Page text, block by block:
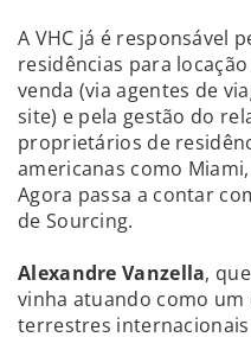
A VHC já é responsável
residências para
venda (via agentes de
site) e pela gestão do
proprietários de
americanas como
Agora passa a contar
de Sourcing.
Alexandre Vanzella,
vinha atuando como
terrestres